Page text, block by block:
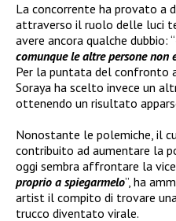
La concorrente ha provato a
attraverso il ruolo delle luci
avere ancora qualche dubbio: “
comunque le altre persone
Per la puntata del confronto
Soraya ha scelto invece un
ottenendo un risultato
Nonostante le polemiche, il
contribuito ad aumentare la
oggi sembra affrontare la
proprio a spiegarmelo”, ha
artist il compito di trovare
trucco diventato virale.